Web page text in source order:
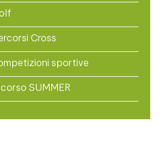
Cross
sportive
SUMMER